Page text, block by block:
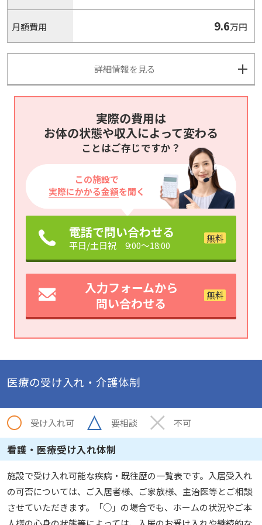
月額費用 9.6万円
詳細情報を見る
実際の費用は
お体の状態や収入によって変わる
ことはご存じですか？
この施設で
実際にかかる金額を聞く
電話で問い合わせる
平日/土日祝 9:00～18:00
入力フォームから
問い合わせる
医療の受け入れ・介護体制
受け入れ可 要相談 不可
看護・医療受け入れ体制
施設で受け入れ可能な疾病・既往歴の一覧表です。入居受入れ
の可否については、ご入居者様、ご家族様、主治医等とご相談
させていただきます。「○」の場合でも、ホームの状況やご本